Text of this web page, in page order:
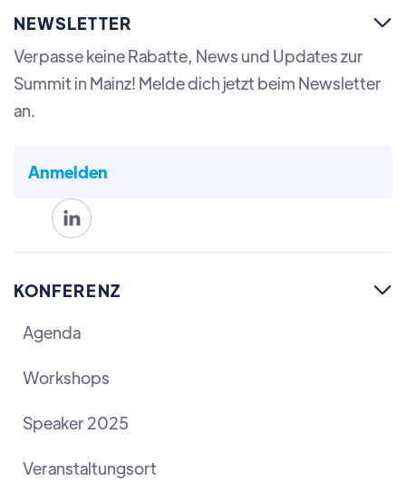
NEWSLETTER 
Verpasse keine Rabatte, News und Updates zur
Summit in Mainz! Melde dich jetzt beim Newsletter
an.
Anmelden

KONFERENZ 
Agenda
Workshops
Speaker 2025
Veranstaltungsort